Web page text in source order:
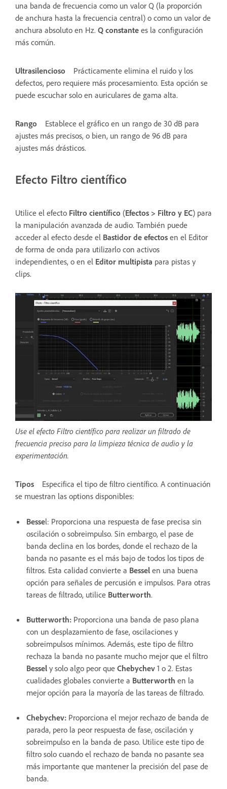
una banda de frecuencia como un valor Q (la proporción
de anchura hasta la frecuencia central) o como un valor de
anchura absoluto en Hz. Q constante es la configuración
más común.
Ultrasilencioso
Prácticamente elimina el ruido y los
defectos, pero requiere más procesamiento. Esta opción se
puede escuchar solo en auriculares de gama alta.
Rango
Establece el gráfico en un rango de 30 dB para
ajustes más precisos, o bien, un rango de 96 dB para
ajustes más drásticos.
Efecto Filtro científico
Utilice el efecto Filtro científico (Efectos > Filtro y EC) para
la manipulación avanzada de audio. También puede
acceder al efecto desde el Bastidor de efectos en el Editor
de forma de onda para utilizarlo con activos
independientes, o en el Editor multipista para pistas y
clips.
Use el efecto Filtro científico para realizar un filtrado de
frecuencia preciso para la limpieza técnica de audio y la
experimentación.
Tipos
Especifica el tipo de filtro científico. A continuación
se muestran las options disponibles:
Bessel: Proporciona una respuesta de fase precisa sin
oscilación o sobreimpulso. Sin embargo, el pase de
banda declina en los bordes, donde el rechazo de la
banda no pasante es el más bajo de todos los tipos de
filtros. Esta calidad convierte a Bessel en una buena
opción para señales de percusión e impulsos. Para otras
tareas de filtrado, utilice Butterworth.
Butterworth: Proporciona una banda de paso plana
con un desplazamiento de fase, oscilaciones y
sobreimpulsos mínimos. Además, este tipo de filtro
rechaza la banda no pasante mucho mejor que el filtro
Bessel y solo algo peor que Chebychev 1 o 2. Estas
cualidades globales convierte a Butterworth en la
mejor opción para la mayoría de las tareas de filtrado.
Chebychev: Proporciona el mejor rechazo de banda de
parada, pero la peor respuesta de fase, oscilación y
sobreimpulso en la banda de paso. Utilice este tipo de
filtro solo cuando el rechazo de banda no pasante sea
más importante que mantener la precisión del pase de
banda.